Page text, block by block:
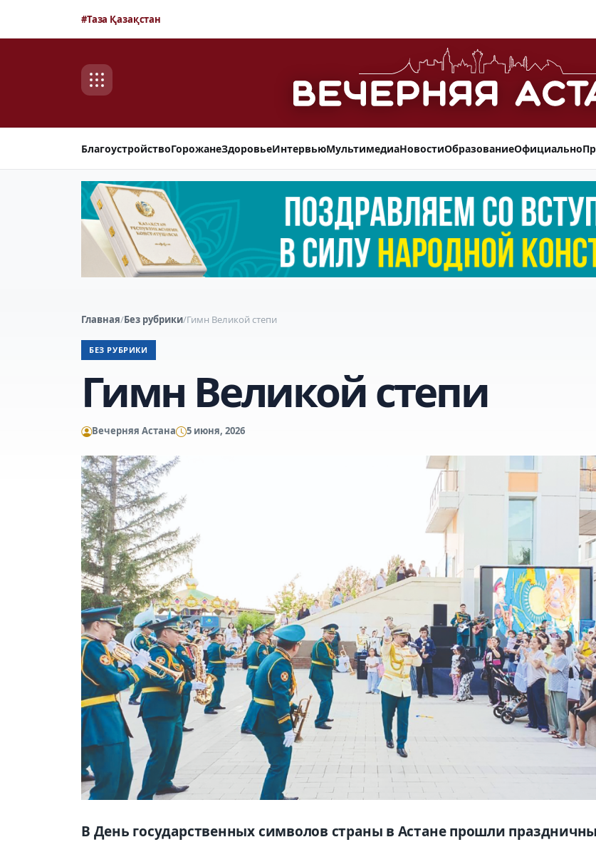
#Таза Қазақстан
БлагоустройствоГорожанеЗдоровьеИнтервьюМультимедиаНовостиОбразованиеОфициально
Главная/Без рубрики/Гимн Великой степи
БЕЗ РУБРИКИ
Гимн Великой степи
Вечерняя Астана 5 июня, 2026
В День государственных символов страны в Астане прошли